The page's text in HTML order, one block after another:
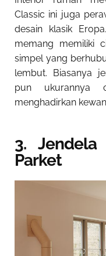
Classic ini juga
desain klasik
memang memiliki
simpel yang
lembut. Biasanya
pun ukurannya
menghadirkan
3.
Parket